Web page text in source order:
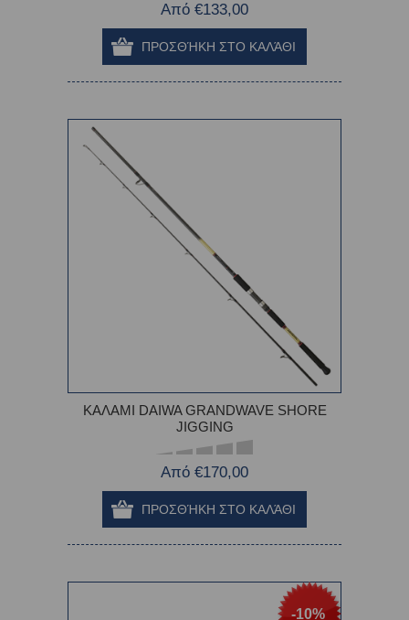
Από €133,00
ΚΑΛΑΜΙ DAIWA GRANDWAVE SHORE
JIGGING
Από €170,00
-10%